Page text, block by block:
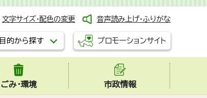
文字サイズ・配色の変更 音声読み上げ・ふりがな
目的から探す プロモーションサイト
ごみ・環境 市政情報